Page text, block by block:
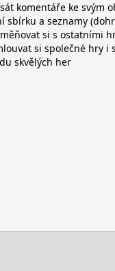
komentáře ke svým
sbírku a seznamy
si s ostatními
si společné hry i
skvělých her